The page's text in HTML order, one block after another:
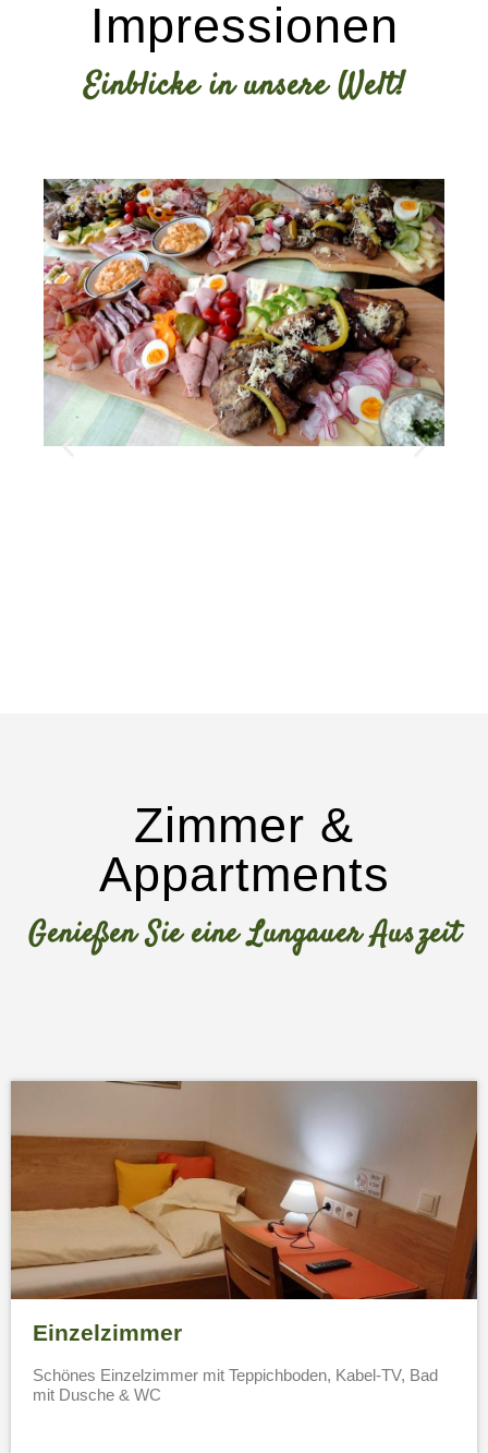
Impressionen
Einblicke in unsere Welt!
Zimmer &
Appartments
Genießen Sie eine Lungauer Auszeit
Einzelzimmer
Schönes Einzelzimmer mit Teppichboden, Kabel-TV, Bad
mit Dusche & WC